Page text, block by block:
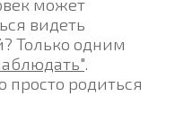
видеть
Только одним
просто родиться